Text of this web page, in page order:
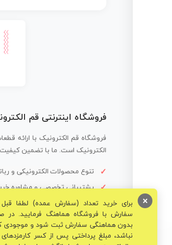
فروشگاه اینترنتی قم
فروشگاه قم الکترونیک با ارائه
الکترونیک است. ما با تضمین
تنوع محصولات الکترونیکی و
پشتیبانی تخصصی و مشاوره
© تمامی حقوق برای فروشگاه تخصصی قم
برای خرید تعداد (سفارش عمده) لطفا
سفارش با فروشگاه هماهنگ فرمایید. در
بدون هماهنگی سفارش ثبت شود و موجودی
نباشد، مبلغ پرداختی پس از کسر
×